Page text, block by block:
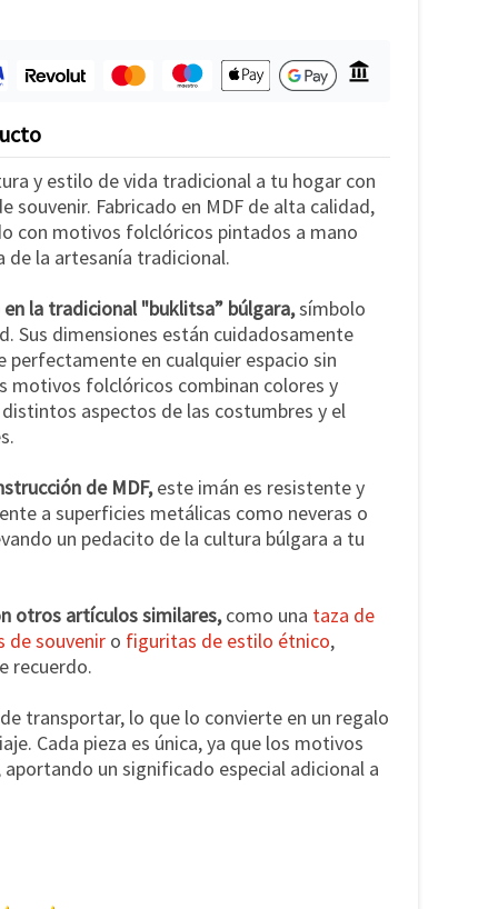
y estilo de vida tradicional a tu hogar con
souvenir. Fabricado en MDF de alta calidad,
con motivos folclóricos pintados a mano
de la artesanía tradicional.
la tradicional "buklitsa” búlgara,símbolo
Sus dimensiones están cuidadosamente
perfectamente en cualquier espacio sin
motivos folclóricos combinan colores y
aspectos de las costumbres y el
de MDF,este imán es resistente y
a superficies metálicas como neveras o
un pedacito de la cultura búlgara a tu
otros artículos similares,como una taza de
de souvenir o figuritas de estilo étnico,
recuerdo.
transportar, lo que lo convierte en un regalo
Cada pieza es única, ya que los motivos
un significado especial adicional a